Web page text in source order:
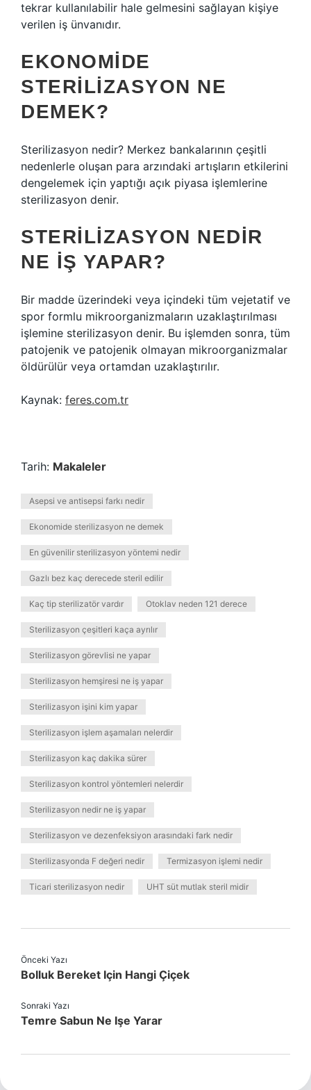
tekrar kullanılabilir hale gelmesini sağlayan kişiye
verilen iş ünvanıdır.
EKONOMIDE
STERILIZASYON NE
DEMEK?
Sterilizasyon nedir? Merkez bankalarının çeşitli
nedenlerle oluşan para arzındaki artışların etkilerini
dengelemek için yaptığı açık piyasa işlemlerine
sterilizasyon denir.
STERILIZASYON NEDIR
NE IŞ YAPAR?
Bir madde üzerindeki veya içindeki tüm vejetatif ve
spor formlu mikroorganizmaların uzaklaştırılması
işlemine sterilizasyon denir. Bu işlemden sonra, tüm
patojenik ve patojenik olmayan mikroorganizmalar
öldürülür veya ortamdan uzaklaştırılır.
Kaynak: feres.com.tr
Tarih: Makaleler
Asepsi ve antisepsi farkı nedir
Ekonomide sterilizasyon ne demek
En güvenilir sterilizasyon yöntemi nedir
Gazlı bez kaç derecede steril edilir
Kaç tip sterilizatör vardır Otoklav neden 121 derece
Sterilizasyon çeşitleri kaça ayrılır
Sterilizasyon görevlisi ne yapar
Sterilizasyon hemşiresi ne iş yapar
Sterilizasyon işini kim yapar
Sterilizasyon işlem aşamaları nelerdir
Sterilizasyon kaç dakika sürer
Sterilizasyon kontrol yöntemleri nelerdir
Sterilizasyon nedir ne iş yapar
Sterilizasyon ve dezenfeksiyon arasındaki fark nedir
Sterilizasyonda F değeri nedir Termizasyon işlemi nedir
Ticari sterilizasyon nedir UHT süt mutlak steril midir
Önceki Yazı
Bolluk Bereket Için Hangi Çiçek
Sonraki Yazı
Temre Sabun Ne Işe Yarar